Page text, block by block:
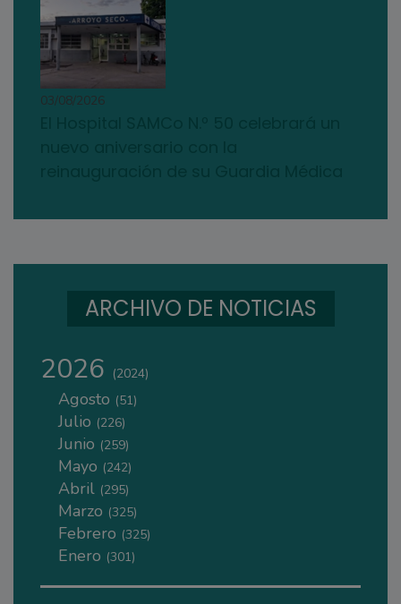
03/08/2026
ARCHIVO DE NOTICIAS
2026 (2024)
Agosto (51)
Julio (226)
Junio (259)
Mayo (242)
Abril (295)
Marzo (325)
Febrero (325)
Enero (301)